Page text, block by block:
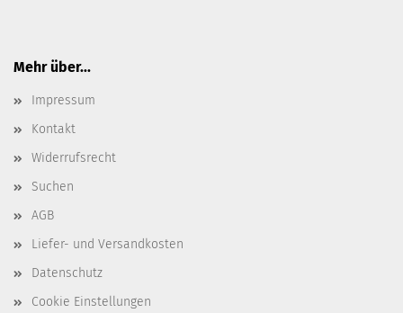
Mehr über...
Impressum
Kontakt
Widerrufsrecht
Suchen
AGB
Liefer- und Versandkosten
Datenschutz
Cookie Einstellungen